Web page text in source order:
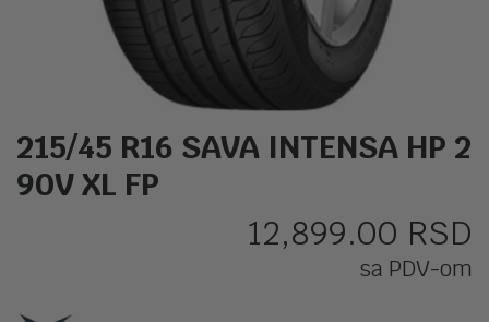
215/45 R16 SAVA INTENSA HP 2
90V XL FP
12,899.00 RSD
sa PDV-om